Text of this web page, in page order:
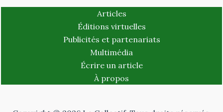
Articles
Éditions virtuelles
Publicités et partenariats
Multimédia
Écrire un article
À propos